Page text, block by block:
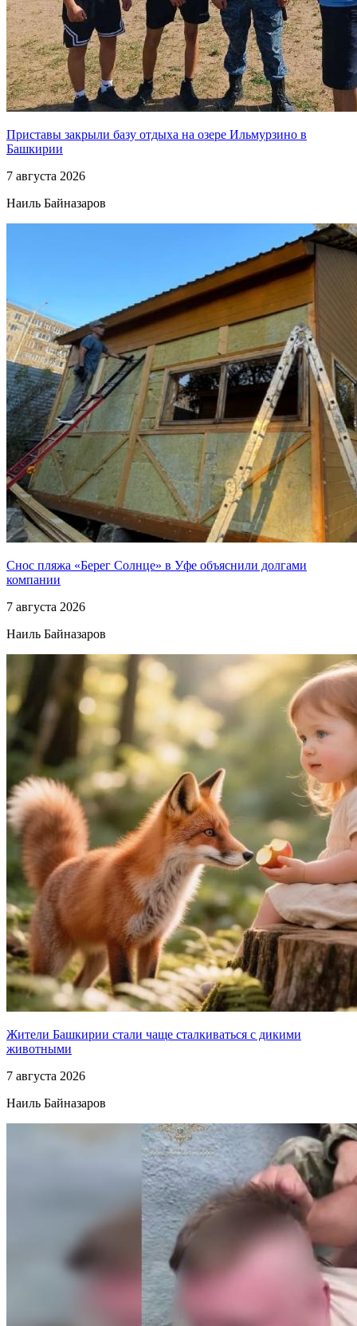
Приставы закрыли базу отдыха на озере Ильмурзино в
Башкирии
7 августа 2026
Наиль Байназаров
Снос пляжа «Берег Солнце» в Уфе объяснили долгами
компании
7 августа 2026
Наиль Байназаров
Жители Башкирии стали чаще сталкиваться с дикими
животными
7 августа 2026
Наиль Байназаров